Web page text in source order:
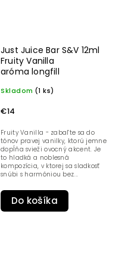
Just Juice Bar S&V 12ml
Fruity Vanilla
aróma longfill
Skladom (1 ks)
€14
Do košíka
Fruity Vanilla - zabaľte sa do
tónov pravej vanilky, ktorú jemne
dopĺňa svieži ovocný akcent. Je
to hladká a noblesná
kompozícia, v ktorej sa sladkosť
snúbi s harmóniou bez...